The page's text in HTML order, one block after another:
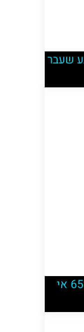
תובע שעבר
אישור זכאות ל74% נכות, 65% אי